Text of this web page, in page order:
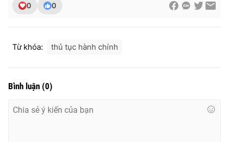
0 0
Từ khóa: thủ tục hành chính
Bình luận (0)